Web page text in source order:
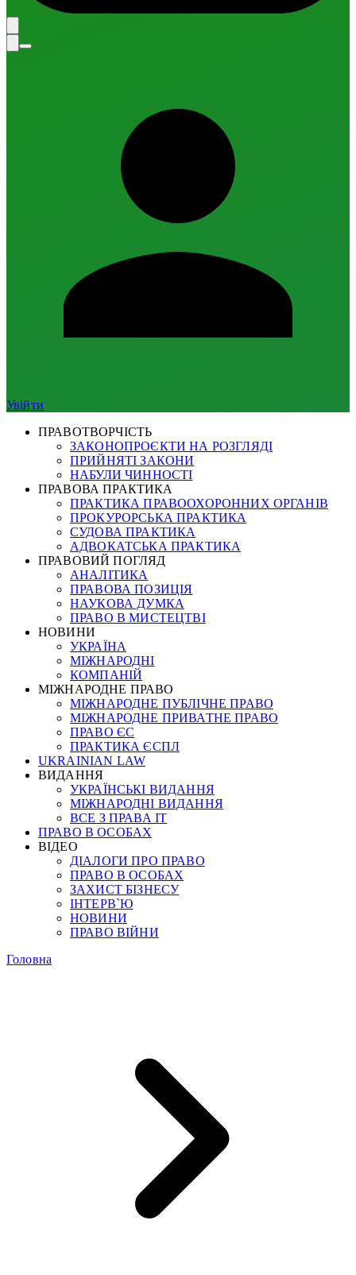
Увійти
ПРАВОТВОРЧІСТЬ
ЗАКОНОПРОЄКТИ НА РОЗГЛЯДІ
ПРИЙНЯТІ ЗАКОНИ
НАБУЛИ ЧИННОСТІ
ПРАВОВА ПРАКТИКА
ПРАКТИКА ПРАВООХОРОННИХ ОРГАНІВ
ПРОКУРОРСЬКА ПРАКТИКА
СУДОВА ПРАКТИКА
АДВОКАТСЬКА ПРАКТИКА
ПРАВОВИЙ ПОГЛЯД
АНАЛІТИКА
ПРАВОВА ПОЗИЦІЯ
НАУКОВА ДУМКА
ПРАВО В МИСТЕЦТВІ
НОВИНИ
УКРАЇНА
МІЖНАРОДНІ
КОМПАНІЙ
МІЖНАРОДНЕ ПРАВО
МІЖНАРОДНЕ ПУБЛІЧНЕ ПРАВО
МІЖНАРОДНЕ ПРИВАТНЕ ПРАВО
ПРАВО ЄС
ПРАКТИКА ЄСПЛ
UKRAINIAN LAW
ВИДАННЯ
УКРАЇНСЬКІ ВИДАННЯ
МІЖНАРОДНІ ВИДАННЯ
ВСЕ З ПРАВА ІТ
ПРАВО В ОСОБАХ
ВІДЕО
ДІАЛОГИ ПРО ПРАВО
ПРАВО В ОСОБАХ
ЗАХИСТ БІЗНЕСУ
ІНТЕРВ`Ю
НОВИНИ
ПРАВО ВІЙНИ
Головна